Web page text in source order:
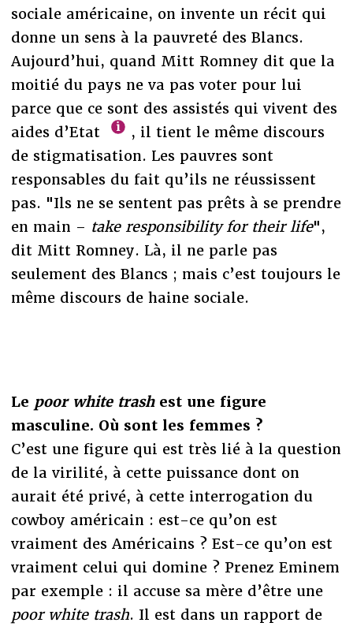
sociale américaine, on invente un récit qui
donne un sens à la pauvreté des Blancs.
Aujourd’hui, quand Mitt Romney dit que la
moitié du pays ne va pas voter pour lui
parce que ce sont des assistés qui vivent des
aides d’Etat
, il tient le même discours
de stigmatisation. Les pauvres sont
responsables du fait qu’ils ne réussissent
pas. "Ils ne se sentent pas prêts à se prendre
en main – take responsibility for their life",
dit Mitt Romney. Là, il ne parle pas
seulement des Blancs ; mais c’est toujours le
même discours de haine sociale.
Le poor white trashest une figure
masculine. Où sont les femmes ?
C’est une figure qui est très lié à la question
de la virilité, à cette puissance dont on
aurait été privé, à cette interrogation du
cowboy américain : est-ce qu’on est
vraiment des Américains ? Est-ce qu’on est
vraiment celui qui domine ? Prenez Eminem
par exemple : il accuse sa mère d’être une
poor white trash. Il est dans un rapport de